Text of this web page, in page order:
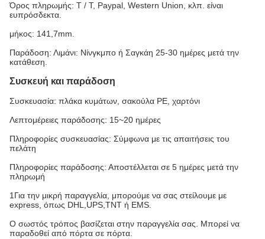
Όρος πληρωμής: T / T, Paypal, Western Union, κλπ. είναι
ευπρόσδεκτα.
μήκος: 141,7mm.
Παράδοση: Λιμάνι: Νίνγκμπο ή Σαγκάη 25-30 ημέρες μετά την
κατάθεση.
Συσκευή και παράδοση
Συσκευασία: πλάκα κυμάτων, σακούλα PE, χαρτόνι
Λεπτομέρειες παράδοσης: 15~20 ημέρες
Πληροφορίες συσκευασίας: Σύμφωνα με τις απαιτήσεις του
πελάτη
Πληροφορίες παράδοσης: Αποστέλλεται σε 5 ημέρες μετά την
πληρωμή
1Για την μικρή παραγγελία, μπορούμε να σας στείλουμε με
express, όπως DHL,UPS,TNT ή EMS.
Ο σωστός τρόπος βασίζεται στην παραγγελία σας. Μπορεί να
παραδοθεί από πόρτα σε πόρτα.